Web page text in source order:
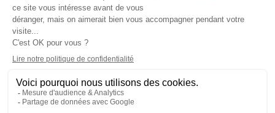
Cabinet comptable Nord Pas de Calais
Expert comptable Marcq en Baroeul
Cabinet comptable Lille
Cabinet comptable Villeneuve d'Ascq
Cabinet comptable Roubaix
Expert comptable Lambersart
Expert comptable Douai